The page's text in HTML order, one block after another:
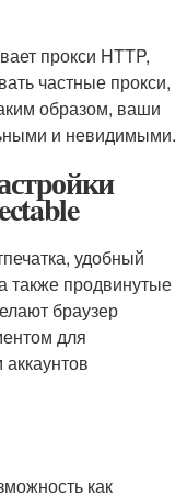
прокси HTTP,
частные прокси,
образом, ваши
и невидимыми.
удобный
также продвинутые
браузер
для
как